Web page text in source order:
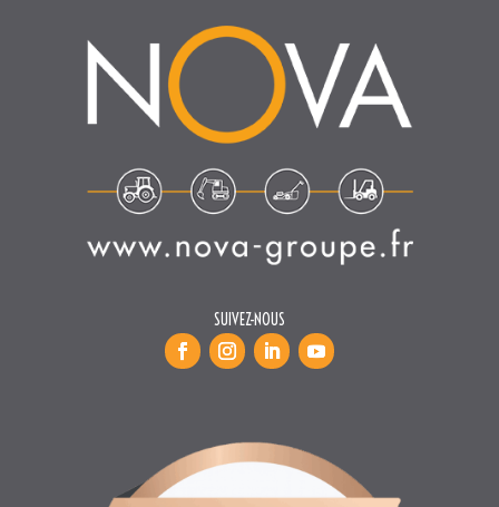
SUIVEZ-NOUS